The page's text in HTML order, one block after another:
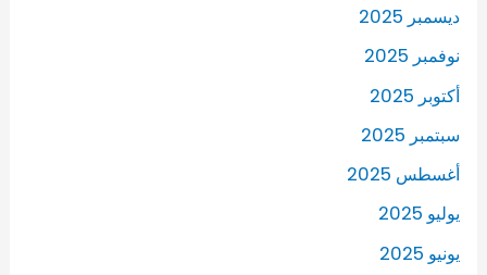
ديسمبر 2025
نوفمبر 2025
أكتوبر 2025
سبتمبر 2025
أغسطس 2025
يوليو 2025
يونيو 2025